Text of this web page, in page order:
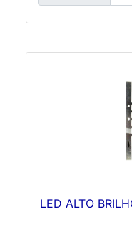
LED ALTO